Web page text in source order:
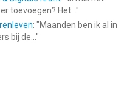
toevoegen? Het... "
: "Maanden ben ik al in
bij de... "